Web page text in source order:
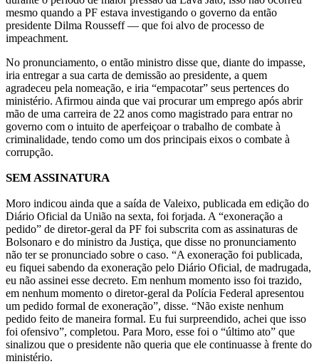
mesmo quando a PF estava investigando o governo da então
presidente Dilma Rousseff — que foi alvo de processo de
impeachment.
No pronunciamento, o então ministro disse que, diante do impasse,
iria entregar a sua carta de demissão ao presidente, a quem
agradeceu pela nomeação, e iria “empacotar” seus pertences do
ministério. Afirmou ainda que vai procurar um emprego após abrir
mão de uma carreira de 22 anos como magistrado para entrar no
governo com o intuito de aperfeiçoar o trabalho de combate à
criminalidade, tendo como um dos principais eixos o combate à
corrupção.
SEM ASSINATURA
Moro indicou ainda que a saída de Valeixo, publicada em edição do
Diário Oficial da União na sexta, foi forjada. A “exoneração a
pedido” de diretor-geral da PF foi subscrita com as assinaturas de
Bolsonaro e do ministro da Justiça, que disse no pronunciamento
não ter se pronunciado sobre o caso. “A exoneração foi publicada,
eu fiquei sabendo da exoneração pelo Diário Oficial, de madrugada,
eu não assinei esse decreto. Em nenhum momento isso foi trazido,
em nenhum momento o diretor-geral da Polícia Federal apresentou
um pedido formal de exoneração”, disse. “Não existe nenhum
pedido feito de maneira formal. Eu fui surpreendido, achei que isso
foi ofensivo”, completou. Para Moro, esse foi o “último ato” que
sinalizou que o presidente não queria que ele continuasse à frente do
ministério.